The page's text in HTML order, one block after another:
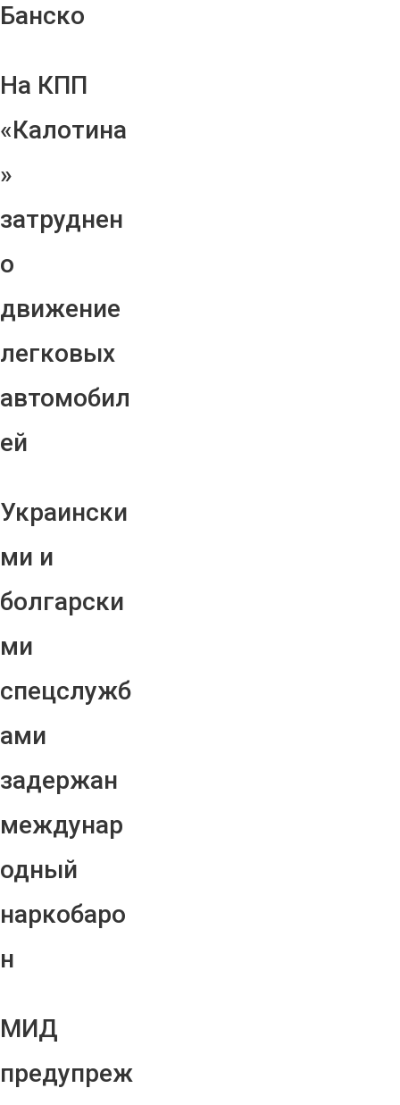
Банско
На КПП
«Калотина
»
затруднен
о
движение
легковых
автомобил
ей
Украински
ми и
болгарски
ми
спецслужб
ами
задержан
междунар
одный
наркобаро
н
МИД
предупреж